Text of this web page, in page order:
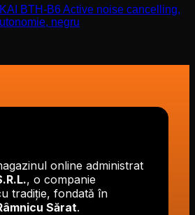
BTH-B6 Active noise cancelling,
negru
online administrat
, o companie
tradiție, fondată în
Sărat.